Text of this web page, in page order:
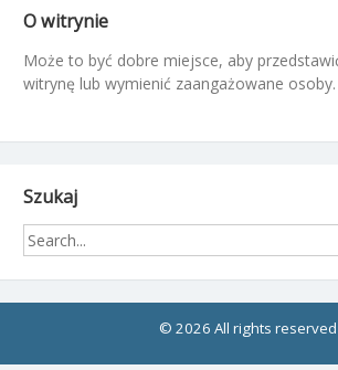
O witrynie
Może to być dobre miejsce, aby
witrynę lub wymienić zaangażowane osoby.
Szukaj
© 2026 All rights reserved